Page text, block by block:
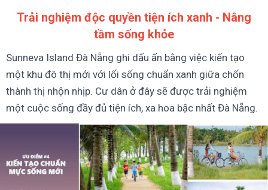
Trải nghiệm độc quyền tiện ích xanh - Nâng
tầm sống khỏe
Sunneva Island Đà Nẵng ghi dấu ấn bằng việc kiến tạo
một khu đô thị mới với lối sống chuẩn xanh giữa chốn
thành thị nhộn nhịp. Cư dân ở đây sẽ được trải nghiệm
một cuộc sống đầy đủ tiện ích, xa hoa bậc nhất Đà Nẵng.